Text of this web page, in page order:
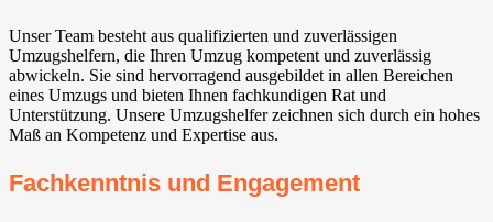
Unser Team besteht aus qualifizierten und zuverlässigen
Umzugshelfern, die Ihren Umzug kompetent und zuverlässig
abwickeln. Sie sind hervorragend ausgebildet in allen Bereichen
eines Umzugs und bieten Ihnen fachkundigen Rat und
Unterstützung. Unsere Umzugshelfer zeichnen sich durch ein hohes
Maß an Kompetenz und Expertise aus.
Fachkenntnis und Engagement